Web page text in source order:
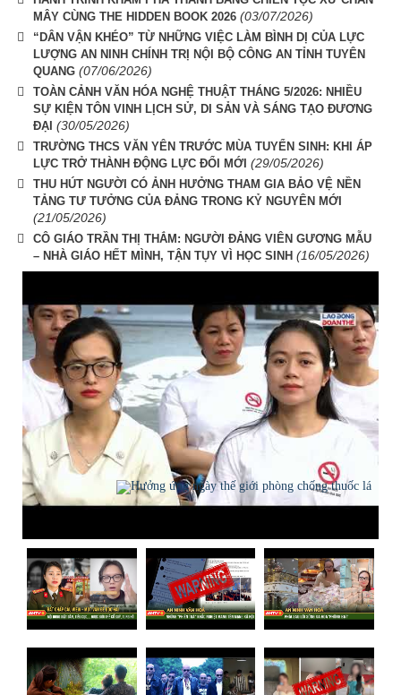
MÂY CÙNG THE HIDDEN BOOK 2026 (03/07/2026)
“DÂN VẬN KHÉO” TỪ NHỮNG VIỆC LÀM BÌNH DỊ CỦA LỰC
LƯỢNG AN NINH CHÍNH TRỊ NỘI BỘ CÔNG AN TỈNH TUYÊN
QUANG (07/06/2026)
TOÀN CẢNH VĂN HÓA NGHỆ THUẬT THÁNG 5/2026: NHIỀU
SỰ KIỆN TÔN VINH LỊCH SỬ, DI SẢN VÀ SÁNG TẠO ĐƯƠNG
ĐẠI (30/05/2026)
TRƯỜNG THCS VĂN YÊN TRƯỚC MÙA TUYỂN SINH: KHI ÁP
LỰC TRỞ THÀNH ĐỘNG LỰC ĐỔI MỚI (29/05/2026)
THU HÚT NGƯỜI CÓ ẢNH HƯỞNG THAM GIA BẢO VỆ NỀN
TẢNG TƯ TƯỞNG CỦA ĐẢNG TRONG KỶ NGUYÊN MỚI
(21/05/2026)
CÔ GIÁO TRẦN THỊ THẮM: NGƯỜI ĐẢNG VIÊN GƯƠNG MẪU
– NHÀ GIÁO HẾT MÌNH, TẬN TỤY VÌ HỌC SINH (16/05/2026)